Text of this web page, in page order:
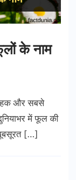
के नाम
और सबसे
में फूल की
खूबसूरत […]